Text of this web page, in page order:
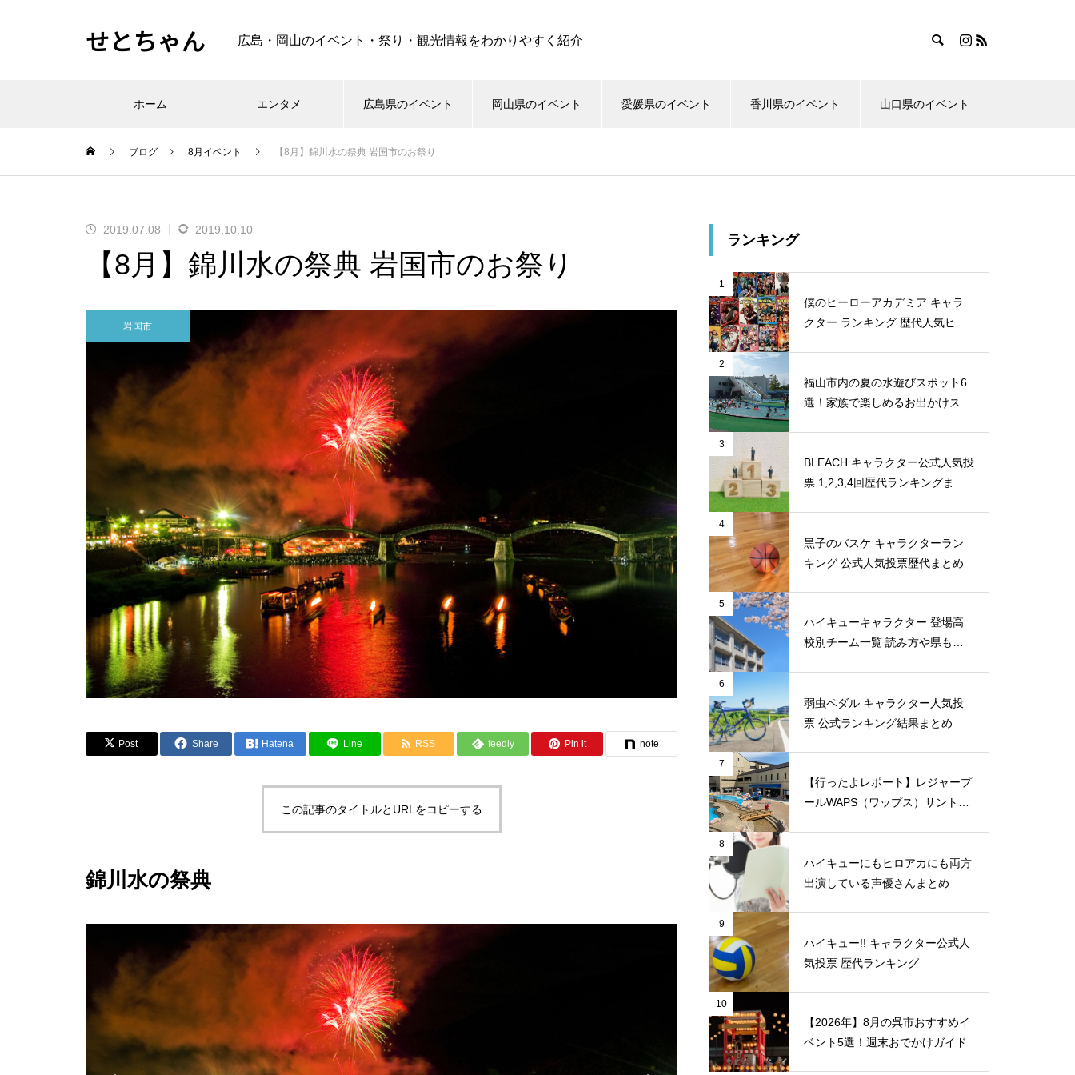
せとちゃん 広島・岡山のイベント・祭り・観光情報をわかりやすく紹介
ホーム エンタメ 広島県のイベント 岡山県のイベント 愛媛県のイベント 香川県のイベント 山口県のイベント
ブログ 8月イベント 【8月】錦川水の祭典 岩国市のお祭り
2019.07.08 2019.10.10
【8月】錦川水の祭典 岩国市のお祭り
岩国市
Post Share Hatena Line RSS feedly Pin it note
この記事のタイトルとURLをコピーする
錦川水の祭典
ランキング
1
僕のヒーローアカデミア キャラ
クター ランキング 歴代人気ヒー
2
福山市内の夏の水遊びスポット6
選！家族で楽しめるお出かけスポ
3
BLEACH キャラクター公式人気投
票 1,2,3,4回歴代ランキングまと
4
黒子のバスケ キャラクターラン
キング 公式人気投票歴代まとめ
5
ハイキューキャラクター 登場高
校別チーム一覧 読み方や県もま
6
弱虫ペダル キャラクター人気投
票 公式ランキング結果まとめ
7
【行ったよレポート】レジャープ
ールWAPS（ワップス）サントピ
8
ハイキューにもヒロアカにも両方
出演している声優さんまとめ
9
ハイキュー!! キャラクター公式人
気投票 歴代ランキング
10
【2026年】8月の呉市おすすめイ
ベント5選！週末おでかけガイド